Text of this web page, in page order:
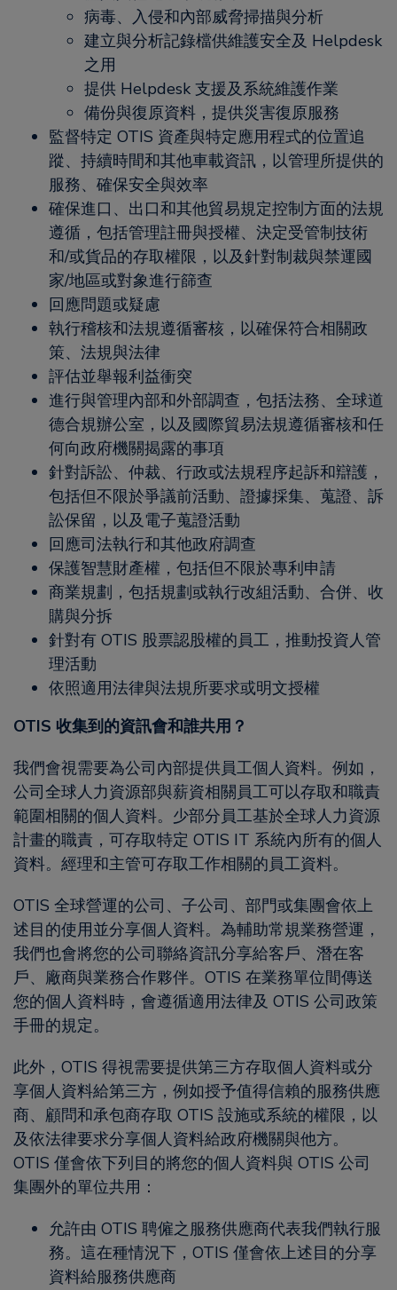
病毒、入侵和內部威脅掃描與分析
建立與分析記錄檔供維護安全及 Helpdesk
之用
提供 Helpdesk 支援及系統維護作業
備份與復原資料，提供災害復原服務
監督特定 OTIS 資產與特定應用程式的位置追
蹤、持續時間和其他車載資訊，以管理所提供的
服務、確保安全與效率
確保進口、出口和其他貿易規定控制方面的法規
遵循，包括管理註冊與授權、決定受管制技術
和/或貨品的存取權限，以及針對制裁與禁運國
家/地區或對象進行篩查
回應問題或疑慮
執行稽核和法規遵循審核，以確保符合相關政
策、法規與法律
評估並舉報利益衝突
進行與管理內部和外部調查，包括法務、全球道
德合規辦公室，以及國際貿易法規遵循審核和任
何向政府機關揭露的事項
針對訴訟、仲裁、行政或法規程序起訴和辯護，
包括但不限於爭議前活動、證據採集、蒐證、訴
訟保留，以及電子蒐證活動
回應司法執行和其他政府調查
保護智慧財產權，包括但不限於專利申請
商業規劃，包括規劃或執行改組活動、合併、收
購與分拆
針對有 OTIS 股票認股權的員工，推動投資人管
理活動
依照適用法律與法規所要求或明文授權
OTIS 收集到的資訊會和誰共用？
我們會視需要為公司內部提供員工個人資料。例如，
公司全球人力資源部與薪資相關員工可以存取和職責
範圍相關的個人資料。少部分員工基於全球人力資源
計畫的職責，可存取特定 OTIS IT 系統內所有的個人
資料。經理和主管可存取工作相關的員工資料。
OTIS 全球營運的公司、子公司、部門或集團會依上
述目的使用並分享個人資料。為輔助常規業務營運，
我們也會將您的公司聯絡資訊分享給客戶、潛在客
戶、廠商與業務合作夥伴。OTIS 在業務單位間傳送
您的個人資料時，會遵循適用法律及 OTIS 公司政策
手冊的規定。
此外，OTIS 得視需要提供第三方存取個人資料或分
享個人資料給第三方，例如授予值得信賴的服務供應
商、顧問和承包商存取 OTIS 設施或系統的權限，以
及依法律要求分享個人資料給政府機關與他方。
OTIS 僅會依下列目的將您的個人資料與 OTIS 公司
集團外的單位共用：
允許由 OTIS 聘僱之服務供應商代表我們執行服
務。這在種情況下，OTIS 僅會依上述目的分享
資料給服務供應商